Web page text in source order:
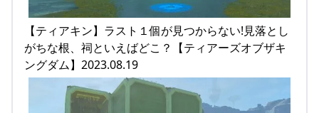
【ティアキン】ラスト１個が見つからない!見落とし
がちな根、祠といえばどこ？【ティアーズオブザキ
ングダム】2023.08.19